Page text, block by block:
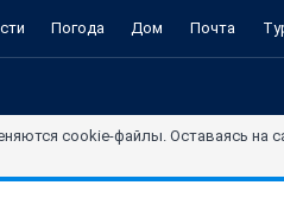
Погода Дом Почта
cookie-файлы. Оставаясь на